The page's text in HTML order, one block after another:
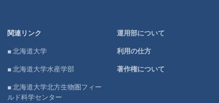
関連リンク
■ 北海道大学
■ 北海道大学水産学部
■ 北海道大学北方生物圏フィー
ルド科学センター
運用部について
利用の仕方
著作権について